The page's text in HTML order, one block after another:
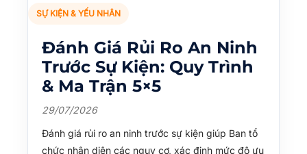
SỰ KIỆN & YẾU NHÂN
Đánh Giá Rủi Ro An Ninh
Trước Sự Kiện: Quy Trình
& Ma Trận 5×5
29/07/2026
Đánh giá rủi ro an ninh trước sự kiện giúp Ban tổ
chức nhận diện các nguy cơ, xác định mức độ ưu